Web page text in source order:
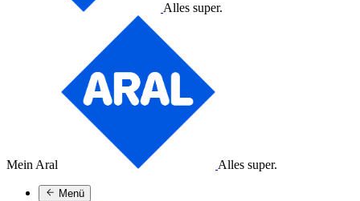
Alles super.
Mein Aral Alles super.
Menü